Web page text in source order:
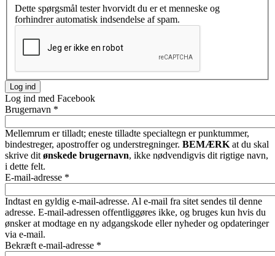
Dette spørgsmål tester hvorvidt du er et menneske og
forhindrer automatisk indsendelse af spam.
Log ind med Facebook
Brugernavn *
Mellemrum er tilladt; eneste tilladte specialtegn er punktummer,
bindestreger, apostroffer og understregninger. BEMÆRK at du skal
skrive dit ønskede brugernavn, ikke nødvendigvis dit rigtige navn,
i dette felt.
E-mail-adresse *
Indtast en gyldig e-mail-adresse. Al e-mail fra sitet sendes til denne
adresse. E-mail-adressen offentliggøres ikke, og bruges kun hvis du
ønsker at modtage en ny adgangskode eller nyheder og opdateringer
via e-mail.
Bekræft e-mail-adresse *